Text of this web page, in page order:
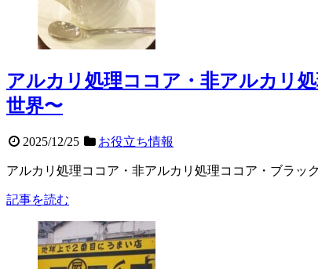
アルカリ処理ココア・非アルカリ
世界〜
2025/12/25 お役立ち情報
アルカリ処理ココア・非アルカリ処理ココア・ブラッ
記事を読む